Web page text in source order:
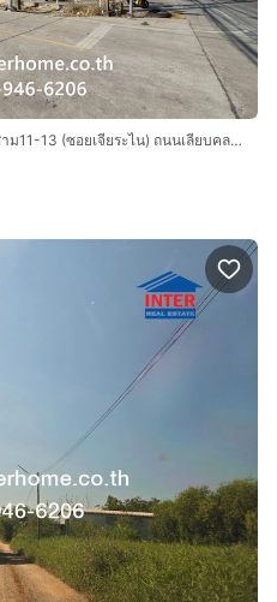
ที่ดินเปล่า 400 ตร.ว. ที่ดิน ซอยคลองสาม11-13 (ซอยเจียระไน) ถนนเลียบคลองสาม คลองหลวง ปทุมธานี